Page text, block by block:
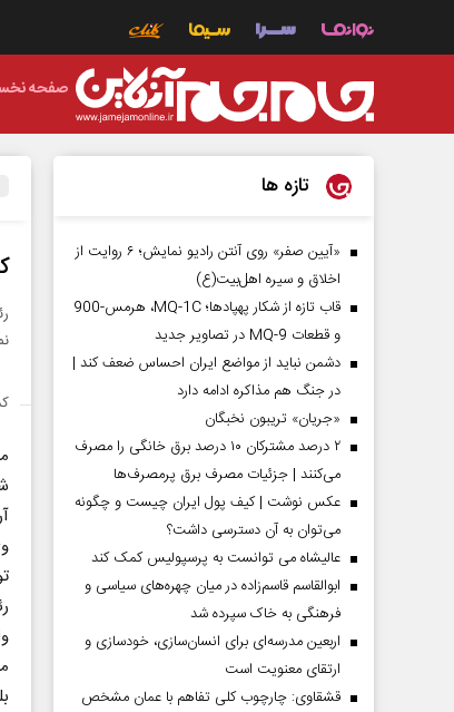
صفحه
تازه ها
«آیین صفر» روی آنتن رادیو نمایش؛ ۶ روایت از
اخلاق و سیره اهل‌بیت(ع)
قاب تازه از شکار پهپادها؛ MQ-1C، هرمس-900
و قطعات MQ-9 در تصاویر جدید
دشمن نباید از مواضع ایران احساس ضعف کند |
در جنگ هم مذاکره ادامه دارد
«جریان» تریبون نخبگان
۲ درصد مشترکان ۱۰ درصد برق خانگی را مصرف
می‌کنند | جزئیات مصرف برق پرمصرف‌ها
عکس نوشت | کیف پول ایران چیست و چگونه
می‌توان به آن دسترسی داشت؟
عالیشاه می توانست به پرسپولیس کمک کند
ابوالقاسم قاسم‌زاده در میان چهره‌های سیاسی و
فرهنگی به خاک سپرده شد
اربعین مدرسه‌ای برای انسان‌سازی، خودسازی و
ارتقای معنویت است
قشقاوی: چارچوب کلی تفاهم با عمان مشخص